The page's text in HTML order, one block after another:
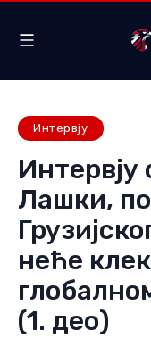
Интервју
Лашки,
неће
(1. део)